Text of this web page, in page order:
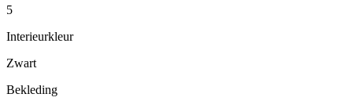
5
Interieurkleur
Zwart
Bekleding